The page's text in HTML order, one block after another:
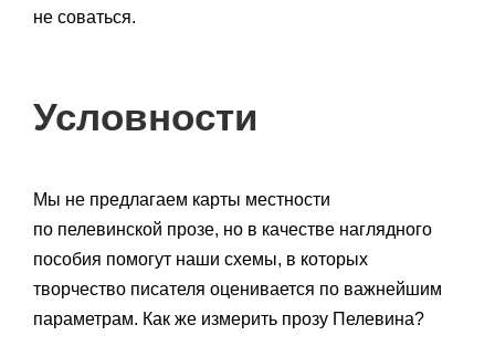
не соваться.
Условности
Мы не предлагаем карты местности
по пелевинской прозе, но в качестве наглядного
пособия помогут наши схемы, в которых
творчество писателя оценивается по важнейшим
параметрам. Как же измерить прозу Пелевина?